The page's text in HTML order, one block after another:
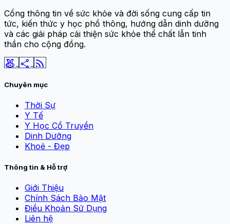
Cổng thông tin về sức khỏe và đời sống cung cấp tin
tức, kiến thức y học phổ thông, hướng dẫn dinh dưỡng
và các giải pháp cải thiện sức khỏe thể chất lẫn tinh
thần cho cộng đồng.
social_leaderboard share rss_feed
Chuyên mục
Thời Sự
Y Tế
Y Học Cổ Truyền
Dinh Dưỡng
Khoẻ - Đẹp
Thông tin & Hỗ trợ
Giới Thiệu
Chính Sách Bảo Mật
Điều Khoản Sử Dụng
Liên hệ